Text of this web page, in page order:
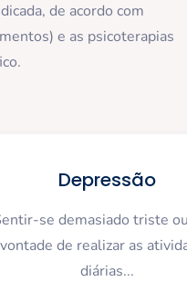
de acordo com
e as psicoterapias
Depressão
se demasiado triste
vontade de realizar as
diárias...